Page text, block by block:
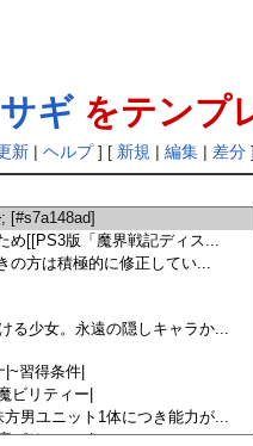
ギ をテンプ
新 |ヘルプ] [ 新規 |編集 | 差分 ]